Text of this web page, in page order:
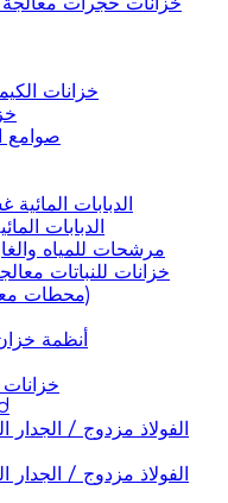
خزانات
صوامع
الدبابات المائية
الدبابات
مرشحات للمياه
خزانات للنباتات
(محطات
أنظمة
خزانات
الفولاذ مزدوج / الجدار
الفولاذ مزدوج / الجدار